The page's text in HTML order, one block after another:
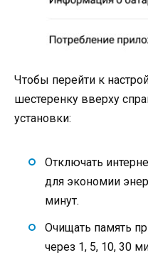
Чтобы перейти к
шестеренку вверху
установки:
Отключать
для экономии
минут.
Очищать память
через 1, 5, 10, 30